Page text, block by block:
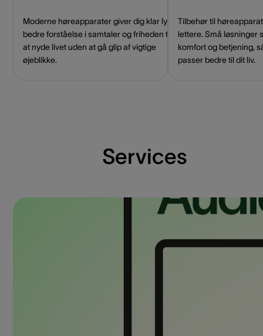
Moderne høreapparater giver dig klar lyd,
bedre forståelse i samtaler og friheden til
at nyde livet uden at gå glip af vigtige
øjeblikke.
Tilbehør til
lettere. Små løsninger
komfort og betjening,
passer bedre til dit liv.
Services